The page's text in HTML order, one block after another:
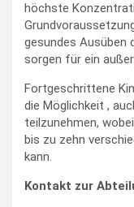
höchste
gesundes Ausüben
sorgen für ein
Fortgeschrittene
die Möglichkeit ,
teilzunehmen,
bis zu zehn
kann.
Kontakt zur